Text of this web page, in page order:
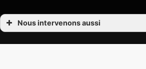
Nous intervenons aussi